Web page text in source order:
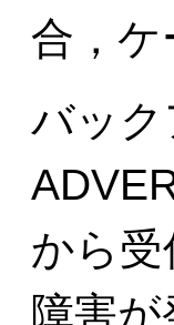
合，
バッ
から
障害